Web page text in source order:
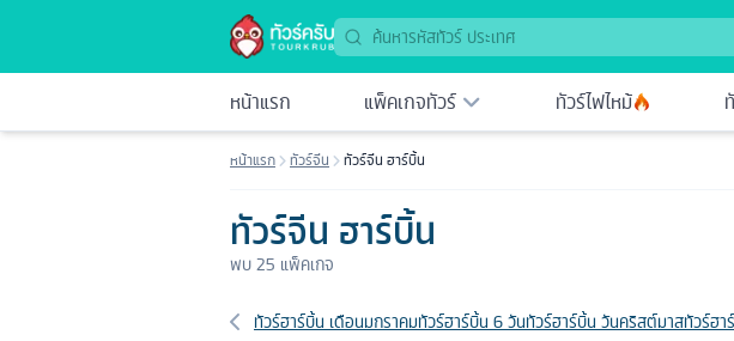
หน้าแรก แพ็คเกจทัวร์ ทัวร์ไฟไหม้
หน้าแรก ทัวร์จีน ทัวร์จีน ฮาร์บิ้น
ทัวร์จีน ฮาร์บิ้น
พบ25 แพ็คเกจ
เส้นทางที่เกี่ยวข้อง
ทัวร์ฮาร์บิ้น เดือนมกราคมทัวร์ฮาร์บิ้น 6 วันทัวร์ฮาร์บิ้น วันคริสต์มาสทัวร์ฮ